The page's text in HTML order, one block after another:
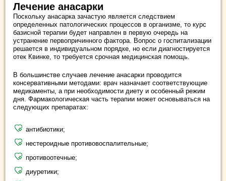
Лечение анасарки
Поскольку анасарка зачастую является следствием
определенных патологических процессов в организме, то курс
базисной терапии будет направлен в первую очередь на
устранение первопричинного фактора. Вопрос о госпитализации
решается в индивидуальном порядке, но если диагностируется
отек Квинке, то требуется срочная медицинская помощь.
В большинстве случаев лечение анасарки проводится
консервативными методами: врач назначает соответствующие
медикаменты, а при необходимости диету и особенный режим
дня. Фармакологическая часть терапии может основываться на
следующих препаратах:
антибиотики;
нестероидные противовоспалительные;
противоотечные;
диуретики;